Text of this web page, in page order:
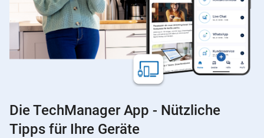
Die TechManager App - Nützliche
Tipps für Ihre Geräte